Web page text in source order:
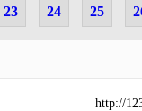
23 24 25
http://